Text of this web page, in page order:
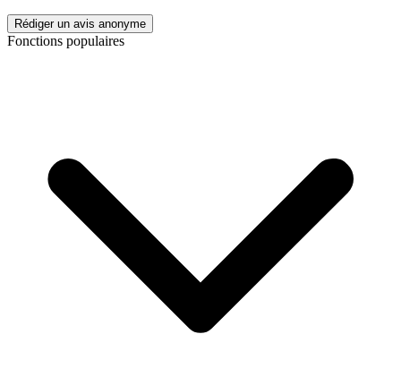
Rédiger un avis anonyme
Fonctions populaires